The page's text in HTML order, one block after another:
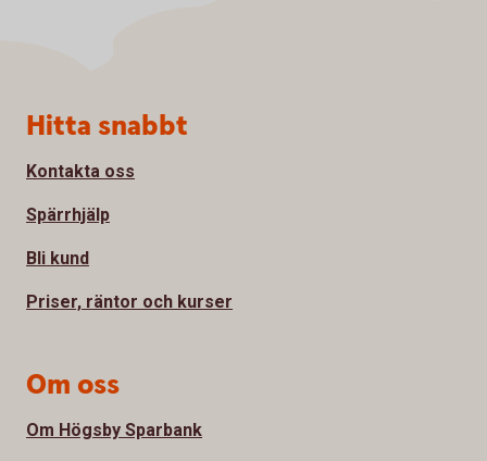
Sidfot
Hitta snabbt
Kontakta oss
Spärrhjälp
Bli kund
Priser, räntor och kurser
Om oss
Om Högsby Sparbank